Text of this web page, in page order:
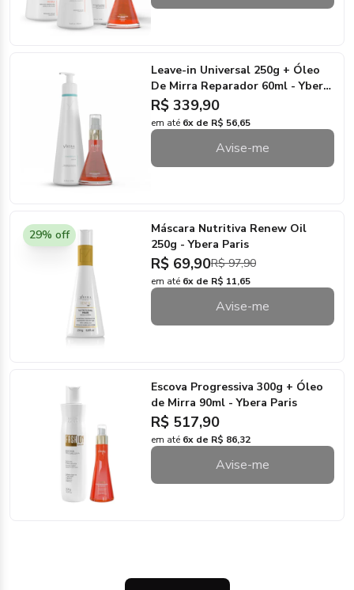
Leave-in Universal 250g + Óleo
De Mirra Reparador 60ml - Ybera
Paris
R$ 339,90
em até 6x de R$ 56,65
Avise-me
29% off
Máscara Nutritiva Renew Oil
250g - Ybera Paris
R$ 69,90R$ 97,90
em até 6x de R$ 11,65
Avise-me
Escova Progressiva 300g + Óleo
de Mirra 90ml - Ybera Paris
R$ 517,90
em até 6x de R$ 86,32
Avise-me